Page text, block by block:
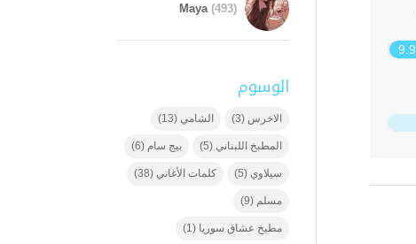
9.9
Maya (493)
الوسوم
الاخرس (3) الشامي (13)
المطبخ اللبناني (5) بيج سام (6)
سيلاوي (5) كلمات الأغاني (38)
مسلم (9)
مطبخ عشاق سوريا (1)